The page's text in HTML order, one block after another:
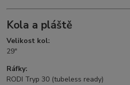
Kola a pláště
Velikost kol:
29"
Ráfky:
RODI Tryp 30 (tubeless ready)